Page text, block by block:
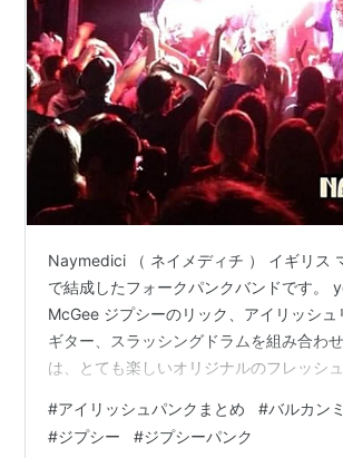
Naymedici （ ネイメディチ ） イギリス
で結成したフォークパンクバンドです。
McGee ジプシーのリック、アイリッシュ
ギター、スラッシングドラムを組み合わ
は、とても楽しいオリジナルのフレッシ
た。 彼らの音楽はバルカンミュージック
音楽をユニークに組み合わせたもので、
#アイリッシュパンクまとめ #バルカン
#ジプシー #ジプシーパンク